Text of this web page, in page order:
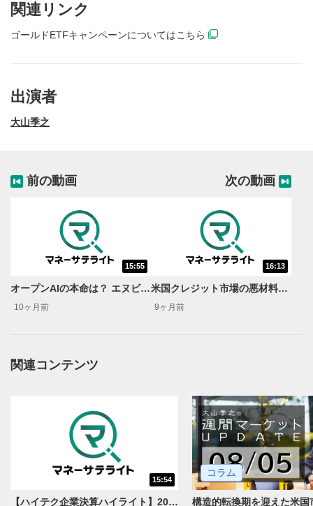
動画再生エリアをクリックすると、動画を再生または
一時停止します。
操作メニュー
3
10秒、動画を巻き戻し/早送りします。
再生位置を示しています。再生したい位置をクリック
するとその位置から動画が再生されます。
画質/再生速度の設定
画質の選択/再生速度の変更ができます。
7
関連リンク
ゴールドETFキャンペーンについてはこちら
出演者
大山季之
前の動画
15:55
オープンAIの本命は？ エヌビディア VS AMD＜米国マーケットダイジェスト10/8号＞
10ヶ月前
次の動画
16:13
米国クレジット市場の悪材料発覚で株価急落!? “害虫退治”で米国景気は好調持続へ＜米国マーケットダイジェスト10/22号＞
9ヶ月前
関連コンテンツ
15:54
【ハイテク企業決算ハイライト】2027年分のメモリに売切れ報道!?＜米国マーケットダイジェスト8/5号＞
コラム